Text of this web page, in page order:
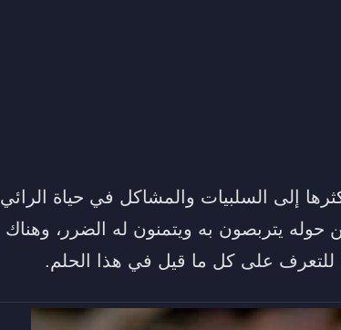
إلى السلبيات والمشاكل في حياة الرائي
يتربصون به ويتمنون له الضرر، وهناك
للتعرف على كل ما قيل في هذا الحلم.